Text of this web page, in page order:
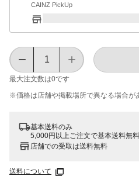
CAINZ PickUp
最大注文数は0です
※価格は​店舗や​掲載場所で​異なる​場合が​
基本送料のみ
5,000円以上ご注文で基本送料無料
店舗での受取は送料無料
送料について